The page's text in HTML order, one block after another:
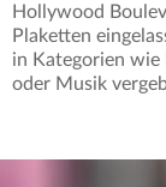
Hollywood
Plaketten
in Kategorien wie
oder Musik